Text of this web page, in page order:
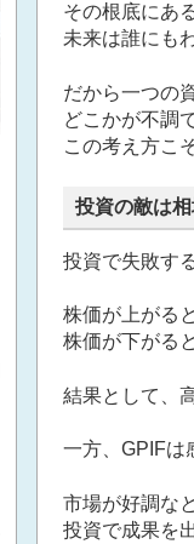
その根底にあ
未来は誰にも
だから一つの
どこかが不調
この考え方こ
投資の敵は
投資で失敗す
株価が上がる
株価が下がる
結果として、
一方、GPIFは
市場が好調な
投資で成果を